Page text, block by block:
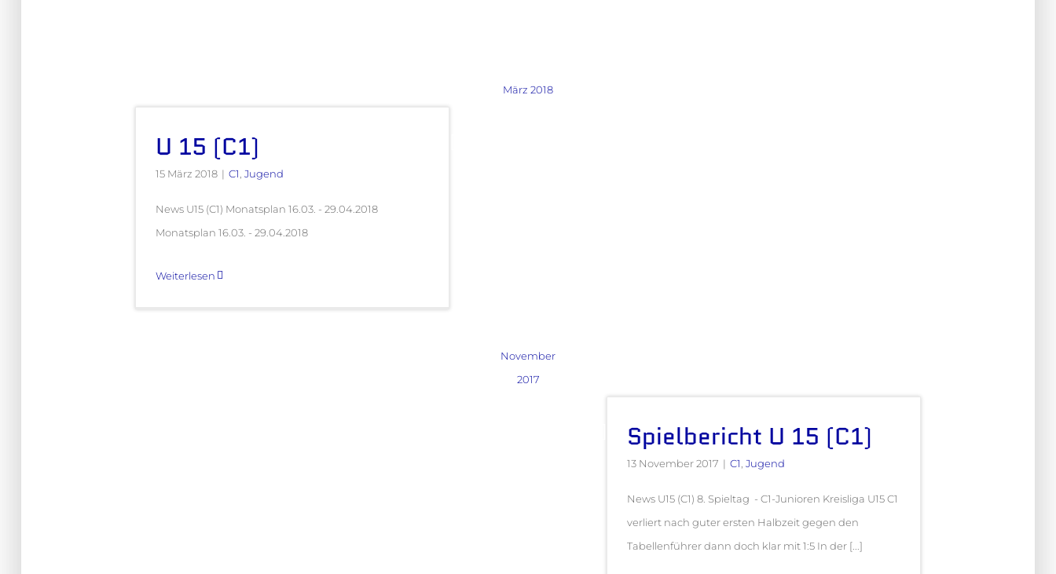
März 2018
U 15 (C1)
15 März 2018 | C1 Jugend
News U15 (C1) Monatsplan 16.03. - 29.04.2018
Monatsplan 16.03. - 29.04.2018
Weiterlesen
November
2017
Spielbericht U 15 (C1)
13 November 2017 | C1 Jugend
News U15 (C1) 8. Spieltag - C1-Junioren Kreisliga U15 C1
verliert nach guter ersten Halbzeit gegen den
Tabellenführer dann doch klar mit 1:5 In der [...]